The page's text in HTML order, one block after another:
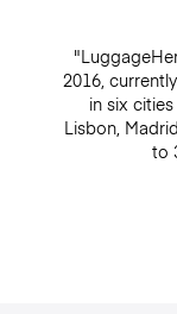
2016,
in six
Lisbon,
to